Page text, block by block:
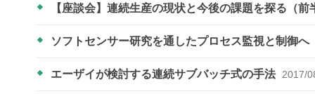
【座談会】連続生産の現状と今後の課題を探る（前
ソフトセンサー研究を通したプロセス監視と制御へ
エーザイが検討する連続サブバッチ式の手法 2017/